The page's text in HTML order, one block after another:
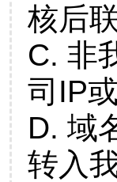
核后
C. 非
司IP
D. 域
转入